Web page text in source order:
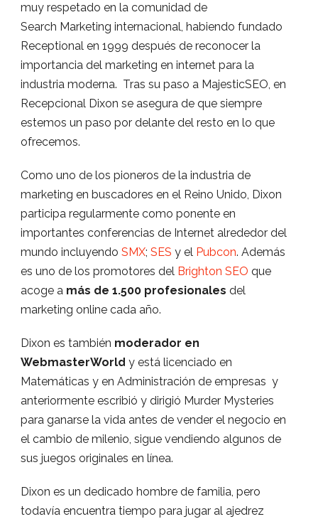
muy respetado en la comunidad de
Search Marketing internacional, habiendo fundado
Receptional en 1999 después de reconocer la
importancia del marketing en internet para la
industria moderna. Tras su paso a MajesticSEO, en
Recepcional Dixon se asegura de que siempre
estemos un paso por delante del resto en lo que
ofrecemos.
Como uno de los pioneros de la industria de
marketing en buscadores en el Reino Unido, Dixon
participa regularmente como ponente en
importantes conferencias de Internet alrededor del
mundo incluyendo SMX; SES y el Pubcon. Además
es uno de los promotores del Brighton SEO que
acoge a más de 1.500 profesionales del
marketing online cada año.
Dixon es también moderador en
WebmasterWorld y está licenciado en
Matemáticas y en Administración de empresas y
anteriormente escribió y dirigió Murder Mysteries
para ganarse la vida antes de vender el negocio en
el cambio de milenio, sigue vendiendo algunos de
sus juegos originales en línea.
Dixon es un dedicado hombre de familia, pero
todavía encuentra tiempo para jugar al ajedrez